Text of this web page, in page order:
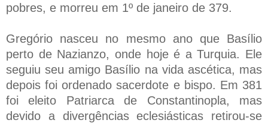
pobres, e morreu em 1º de janeiro de 379.
Gregório nasceu no mesmo ano que Basílio
perto de Nazianzo, onde hoje é a Turquia. Ele
seguiu seu amigo Basílio na vida ascética, mas
depois foi ordenado sacerdote e bispo. Em 381
foi eleito Patriarca de Constantinopla, mas
devido a divergências eclesiásticas retirou-se